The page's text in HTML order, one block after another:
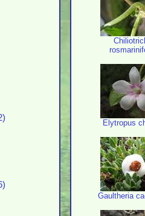
Elytropus
Gaultheria